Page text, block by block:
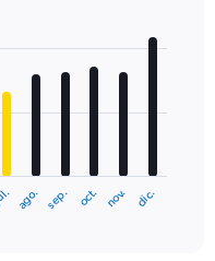
ago. sep. oct. nov. dic.